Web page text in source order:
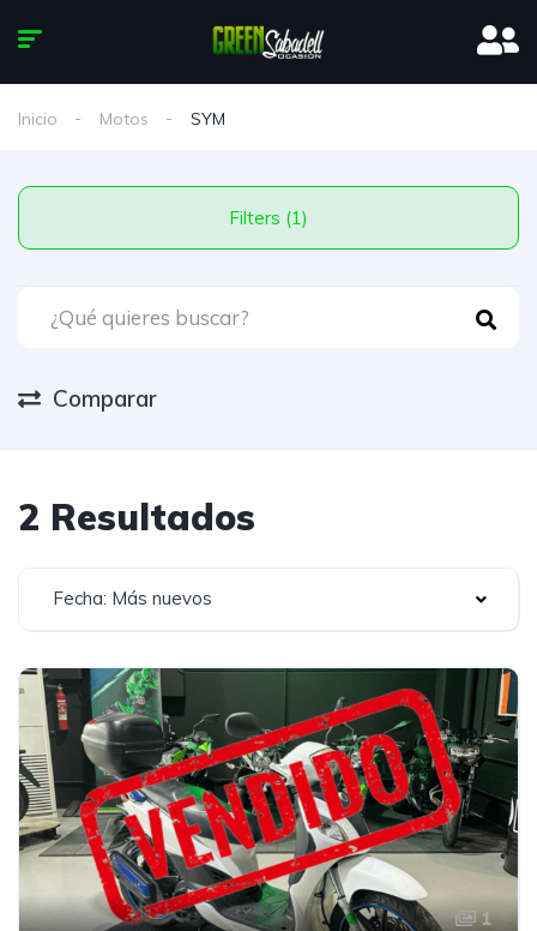
Inicio Motos SYM
Filters (1)
Comparar
2 Resultados
Fecha: Más nuevos
1